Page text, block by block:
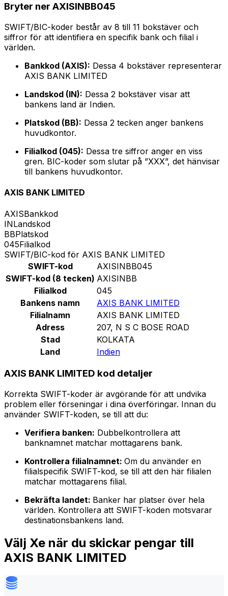
Bryter ner AXISINBB045
SWIFT/BIC-koder består av 8 till 11 bokstäver och
siffror för att identifiera en specifik bank och filial i
världen.
Bankkod (AXIS): Dessa 4 bokstäver representerar
AXIS BANK LIMITED
Landskod (IN): Dessa 2 bokstäver visar att
bankens land är Indien.
Platskod (BB): Dessa 2 tecken anger bankens
huvudkontor.
Filialkod (045): Dessa tre siffror anger en viss
gren. BIC-koder som slutar på ”XXX”, det hänvisar
till bankens huvudkontor.
AXIS BANK LIMITED
AXISBankkod
INLandskod
BBPlatskod
045Filialkod
SWIFT/BIC-kod för AXIS BANK LIMITED
SWIFT-kod
AXISINBB045
SWIFT-kod (8 tecken) AXISINBB
Filialkod
045
Bankens namn
AXIS BANK LIMITED
Filialnamn
AXIS BANK LIMITED
Adress
207, N S C BOSE ROAD
Stad
KOLKATA
Land
Indien
AXIS BANK LIMITED kod detaljer
Korrekta SWIFT-koder är avgörande för att undvika
problem eller förseningar i dina överföringar. Innan du
använder SWIFT-koden, se till att du:
Verifiera banken: Dubbelkontrollera att
banknamnet matchar mottagarens bank.
Kontrollera filialnamnet: Om du använder en
filialspecifik SWIFT-kod, se till att den här filialen
matchar mottagarens filial.
Bekräfta landet: Banker har platser över hela
världen. Kontrollera att SWIFT-koden motsvarar
destinationsbankens land.
Välj Xe när du skickar pengar till
AXIS BANK LIMITED